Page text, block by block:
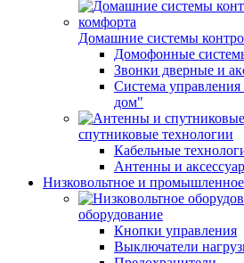
Домашние системы
Домофонные
Звонки дверные и
Система
дом"
спутниковые технологии
Кабельные
Антенны и
Низковольтное и промышленное
оборудование
Кнопки управления
Выключатели